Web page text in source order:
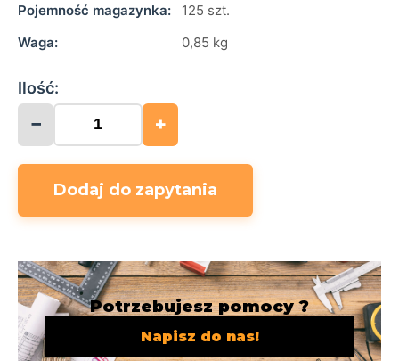
Pojemność magazynka:
125 szt.
Waga:
0,85 kg
Ilość:
− +
Dodaj do zapytania
Potrzebujesz pomocy ?
Napisz do nas!